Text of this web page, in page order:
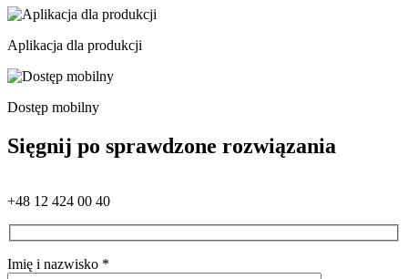
Aplikacja dla produkcji
Dostęp mobilny
Sięgnij po sprawdzone rozwiązania
+48 12 424 00 40
Imię i nazwisko *